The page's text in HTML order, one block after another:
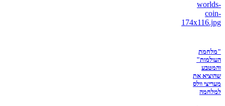
"מלחמת
העולמות"
והמטבע
שהוציא את
מעריצי וולס
למלחמה